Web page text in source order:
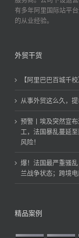
有多年阿里国际站平
的从业经验。
外贸干货
【阿里巴巴百城千
从事外贸这么久，
预警丨埃及突然宣
工，法国暴乱蔓延
风险！
爆！法国最严重骚
兰战争状态；跨境
精品案例